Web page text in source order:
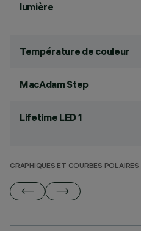
lumière
Température de couleur
MacAdam Step
Lifetime LED 1
GRAPHIQUES ET COURBES POLAIRES